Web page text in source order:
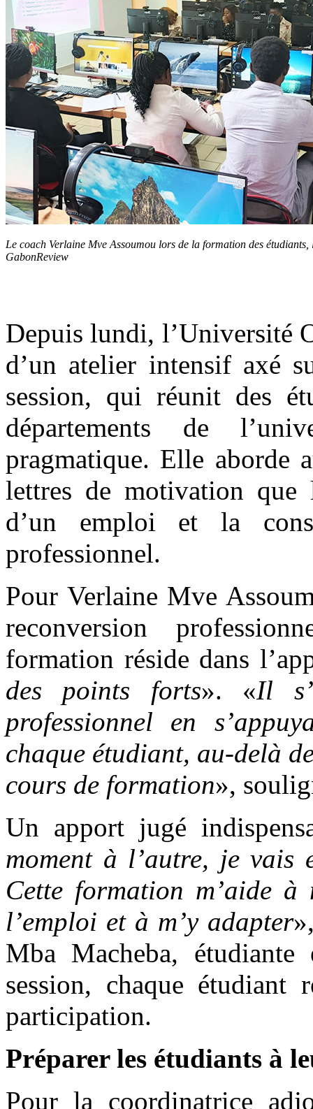
Le coach Verlaine Mve Assoumou lors de la formation des
GabonReview
Depuis lundi, l’Université
d’un atelier intensif axé
session, qui réunit des
départements de
pragmatique. Elle aborde
lettres de motivation que
d’un emploi et la
professionnel.
Pour Verlaine Mve
reconversion
formation réside dans
des points forts». «Il
professionnel en
chaque étudiant, au-delà
cours de formation»,
Un apport jugé
moment à l’autre, je
Cette formation m’aide à
l’emploi et à m’y adapter
Mba Macheba,
session, chaque étudiant
participation.
Préparer les étudiants à
Pour la coordinatrice